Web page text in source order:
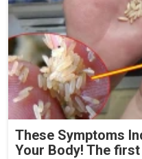
These Symptoms
Your Body! The